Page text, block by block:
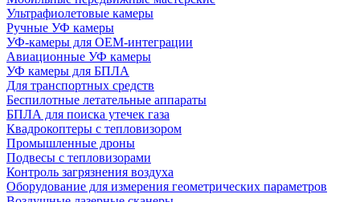
Ультрафиолетовые камеры
Ручные УФ камеры
УФ-камеры для OEM-интеграции
Авиационные УФ камеры
УФ камеры для БПЛА
Для транспортных средств
Беспилотные летательные аппараты
БПЛА для поиска утечек газа
Квадрокоптеры с тепловизором
Промышленные дроны
Подвесы с тепловизорами
Контроль загрязнения воздуха
Оборудование для измерения геометрических параметров